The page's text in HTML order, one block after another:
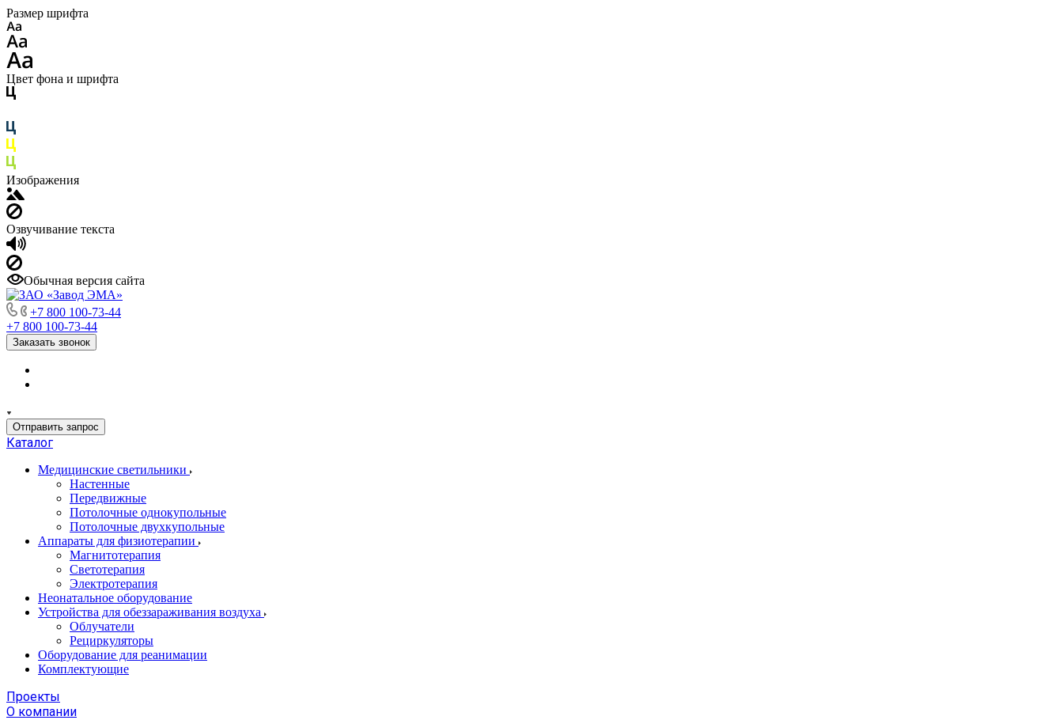
Размер шрифта
Цвет фона и шрифта
Изображения
Озвучивание текста
Обычная версия сайта
+7 800 100-73-44
+7 800 100-73-44
Заказать звонок
Отправить запрос
Каталог
Медицинские светильники
Настенные
Передвижные
Потолочные однокупольные
Потолочные двухкупольные
Аппараты для физиотерапии
Магнитотерапия
Светотерапия
Электротерапия
Неонатальное оборудование
Устройства для обеззараживания воздуха
Облучатели
Рециркуляторы
Оборудование для реанимации
Комплектующие
Проекты
О компании